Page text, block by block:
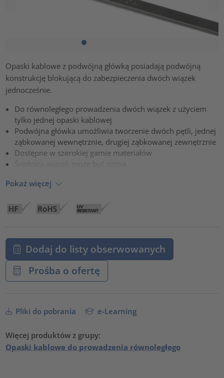
Opaski kablowe z podwójną główką posiadają podwójną
konstrukcję blokującą do zabezpieczenia dwóch wiązek
jednocześnie.
Do równoległego prowadzenia dwóch wiązek z użyciem
tylko jednej opaski kablowej
Podwójna główka umożliwia tworzenie dwóch pętli, jednej
ząbkowanej wewnętrznie, drugiej ząbkowanej zewnętrznie
Dostępne w szerokiej gamie materiałów
Pokaż więcej
Dodaj do listy obserwowanych
Prośba o ofertę
Pliki do pobrania e-Learning
Więcej produktów z grupy:
Opaski kablowe do prowadzenia równoległego